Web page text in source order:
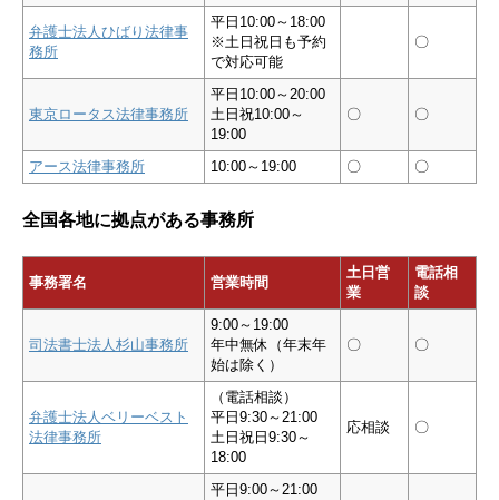
弁護士法人ひばり法律事
務所
平日10:00～18:00
※土日祝日も予約
で対応可能
〇
東京ロータス法律事務所
平日10:00～20:00
土日祝10:00～
19:00
〇 〇
アース法律事務所 10:00～19:00 〇 〇
全国各地に拠点がある事務所
事務署名 営業時間
土日営
業
電話相
談
司法書士法人杉山事務所
9:00～19:00
年中無休（年末年
始は除く）
〇 〇
弁護士法人ベリーベスト
法律事務所
（電話相談）
平日9:30～21:00
土日祝日9:30～
18:00
応相談 〇
平日9:00～21:00